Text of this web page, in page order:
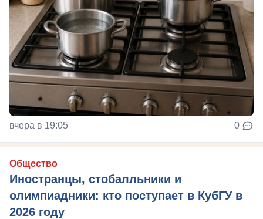
вчера в 19:05 0
Общество
Иностранцы, стобалльники и
олимпиадники: кто поступает в КубГУ в
2026 году